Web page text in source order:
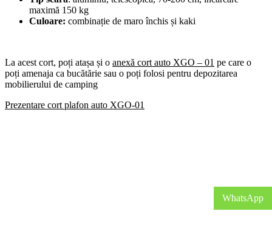
maximă 150 kg
Culoare: combinație de maro închis și kaki
La acest cort, poți atașa și o anexă cort auto XGO – 01 pe care o
poți amenaja ca bucătărie sau o poți folosi pentru depozitarea
mobilierului de camping
Prezentare cort plafon auto XGO-01
WhatsApp